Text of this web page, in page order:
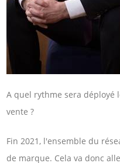
A quel rythme sera déployé
vente ?
Fin 2021, l'ensemble du
de marque. Cela va donc